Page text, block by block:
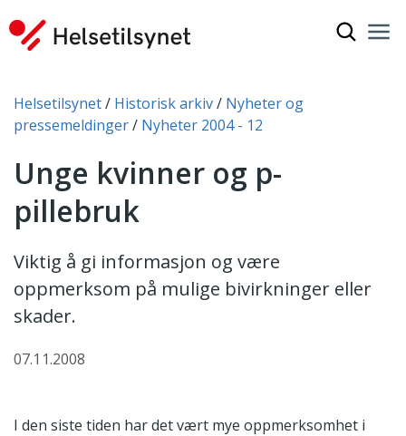
Du er her:
Helsetilsynet Historisk arkiv
Nyheter og
pressemeldinger
Nyheter 2004 - 12
Unge kvinner og p-
pillebruk
Viktig å gi informasjon og være
oppmerksom på mulige bivirkninger eller
skader.
07.11.2008
I den siste tiden har det vært mye oppmerksomhet i